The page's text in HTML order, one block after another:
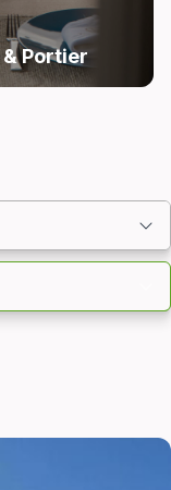
Portier